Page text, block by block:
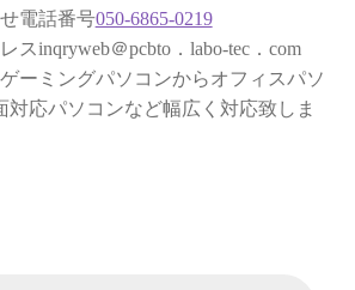
談
歴
電話番号050-6865-0219
スinqryweb＠pcbto．labo‐tec．com
ーミングパソコンからオフィスパソ
対応パソコンなど幅広く対応致しま